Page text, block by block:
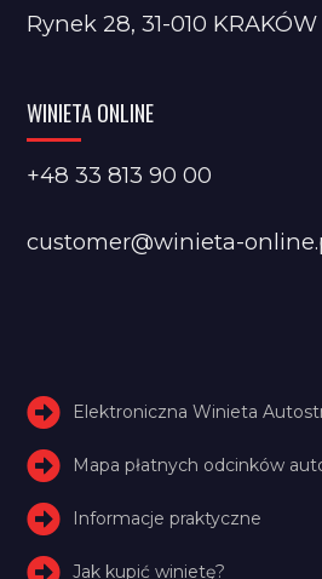
Rynek 28, 31-010 KRAKÓW
WINIETA ONLINE
+48 33 813 90 00
customer@winieta-
Elektroniczna Winieta
Mapa płatnych odcinków
Informacje praktyczne
Jak kupić winietę?